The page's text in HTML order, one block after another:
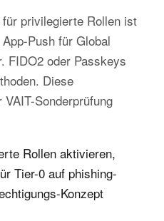
privilegierte Rollen ist
Push für Global
FIDO2 oder Passkeys
Diese
Sonderprüfung
Rollen aktivieren,
Tier-0 auf phishing-
Konzept